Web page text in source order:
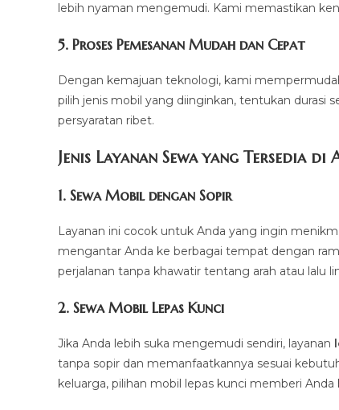
lebih nyaman mengemudi. Kami memastikan
5. Proses Pemesanan Mudah dan Cepat
Dengan kemajuan teknologi, kami
pilih jenis mobil yang diinginkan, tentukan durasi
persyaratan ribet.
Jenis Layanan Sewa yang Tersedia di
1. Sewa Mobil dengan Sopir
Layanan ini cocok untuk Anda yang ingin
mengantar Anda ke berbagai tempat dengan
perjalanan tanpa khawatir tentang arah atau lalu
2. Sewa Mobil Lepas Kunci
Jika Anda lebih suka mengemudi sendiri, layanan
tanpa sopir dan memanfaatkannya sesuai
keluarga, pilihan mobil lepas kunci memberi Anda